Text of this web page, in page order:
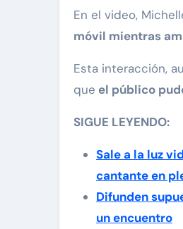
En el video,
móvil mientras
Esta interacción,
que el público
SIGUE LEYENDO:
Sale a la luz
cantante en
Difunden
un encuentro